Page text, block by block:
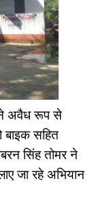
अवैध रूप से
बाइक सहित
सिंह तोमर ने
जा रहे अभियान